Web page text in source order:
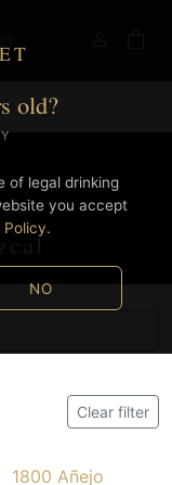
old?
of legal drinking
you accept
Policy.
NO
Clear filter